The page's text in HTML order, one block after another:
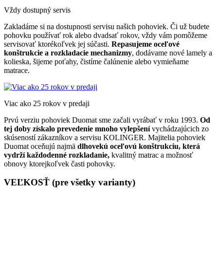
Vždy dostupný servis
Zakladáme si na dostupnosti servisu našich pohoviek. Či už budete
pohovku používať rok alebo dvadsať rokov, vždy vám pomôžeme
servisovať ktorékoľvek jej súčasti. Repasujeme oceľové
konštrukcie a rozkladacie mechanizmy, dodávame nové lamely a
kolieska, šijeme poťahy, čistíme čalúnenie alebo vymieňame
matrace.
Viac ako 25 rokov v predaji
Prvú verziu pohoviek Duomat sme začali vyrábať v roku 1993. Od
tej doby získalo prevedenie mnoho vylepšenívychádzajúcich zo
skúseností zákazníkov a servisu KOLINGER. Majitelia pohoviek
Duomat oceňujú najmä dlhovekú oceľovú konštrukciu, která
vydrží každodenné rozkladanie, kvalitný matrac a možnosť
obnovy ktorejkoľvek časti pohovky.
VEĽKOSŤ (pre všetky varianty)